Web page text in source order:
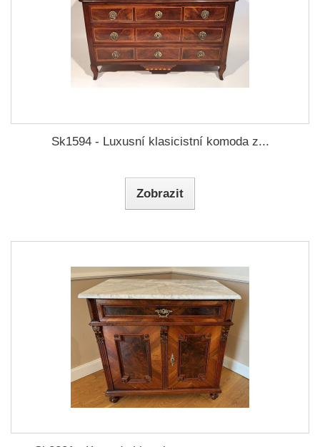
Sk1594 - Luxusní klasicistní komoda z...
Zobrazit